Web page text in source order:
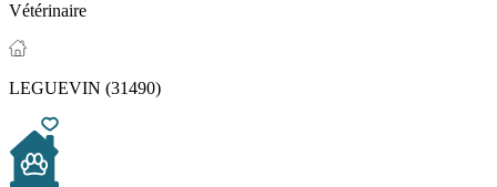
Vétérinaire
LEGUEVIN (31490)